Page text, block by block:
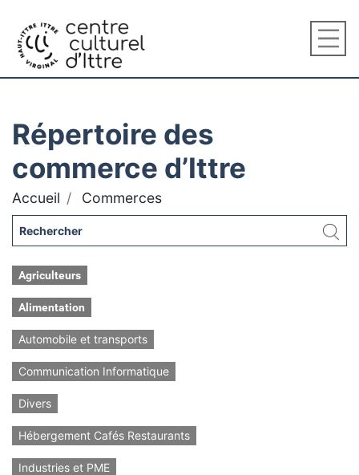
Répertoire des
commerce d’Ittre
Accueil Commerces
Agriculteurs
Alimentation
Automobile et transports
Communication Informatique
Divers
Hébergement Cafés Restaurants
Industries et PME